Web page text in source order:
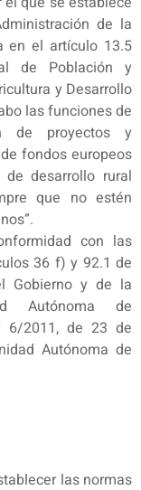
de la
en el artículo 13.5
de Población y
y Desarrollo
las funciones de
de proyectos y
fondos europeos
desarrollo rural
que no estén
con las
36 f) y 92.1 de
Gobierno y de la
Autónoma de
6/2011, de 23 de
Autónoma de
las normas